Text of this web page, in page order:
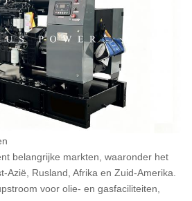
belangrijke markten, waaronder het
Azië, Rusland, Afrika en Zuid-Amerika.
voor olie- en gasfaciliteiten,